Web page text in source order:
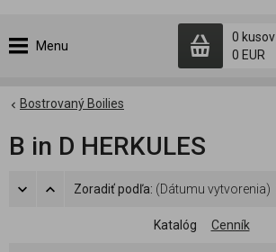
Menu
0 kusov
0 EUR
Bostrovaný Boilies
B in D HERKULES
Zoradiť podľa: (Dátumu vytvorenia)
Katalóg Cenník